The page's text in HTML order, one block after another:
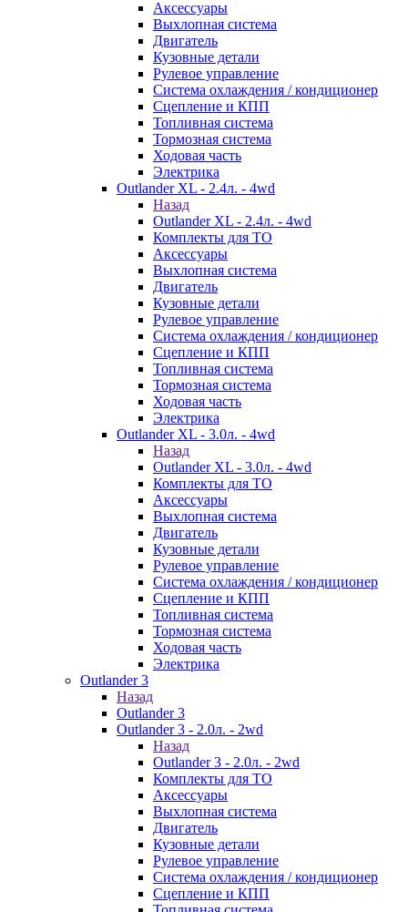
Аксессуары
Выхлопная система
Двигатель
Кузовные детали
Рулевое управление
Система охлаждения / кондиционер
Сцепление и КПП
Топливная система
Тормозная система
Ходовая часть
Электрика
Outlander XL - 2.4л. - 4wd
Назад
Outlander XL - 2.4л. - 4wd
Комплекты для ТО
Аксессуары
Выхлопная система
Двигатель
Кузовные детали
Рулевое управление
Система охлаждения / кондиционер
Сцепление и КПП
Топливная система
Тормозная система
Ходовая часть
Электрика
Outlander XL - 3.0л. - 4wd
Назад
Outlander XL - 3.0л. - 4wd
Комплекты для ТО
Аксессуары
Выхлопная система
Двигатель
Кузовные детали
Рулевое управление
Система охлаждения / кондиционер
Сцепление и КПП
Топливная система
Тормозная система
Ходовая часть
Электрика
Outlander 3
Назад
Outlander 3
Outlander 3 - 2.0л. - 2wd
Назад
Outlander 3 - 2.0л. - 2wd
Комплекты для ТО
Аксессуары
Выхлопная система
Двигатель
Кузовные детали
Рулевое управление
Система охлаждения / кондиционер
Сцепление и КПП